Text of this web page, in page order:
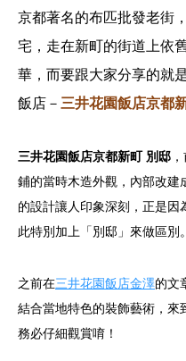
京都著名的布匹批發老街
宅，走在新町的街道上依
華，而要跟大家分享的就
飯店－ 三井花園飯店京都
三井花園飯店京都新町 別邸
鋪的當時木造外觀，內部改建
的設計讓人印象深刻，正是因
此特別加上「別邸」來做區別。
之前在三井花園飯店金澤的文
結合當地特色的裝飾藝術，來
務必仔細觀賞唷！